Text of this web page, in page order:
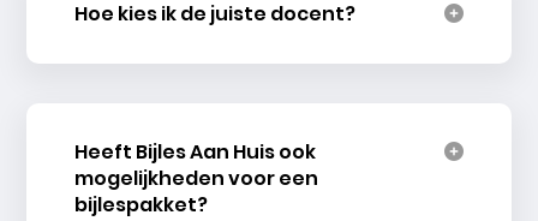
Hoe kies ik de juiste docent?
Heeft Bijles Aan Huis ook
mogelijkheden voor een
bijlespakket?